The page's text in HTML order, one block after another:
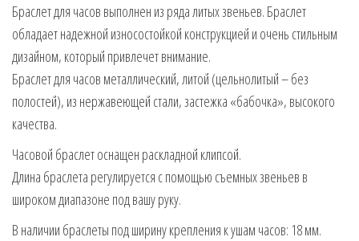
Браслет для часов выполнен из ряда литых звеньев. Браслет
обладает надежной износостойкой конструкцией и очень стильным
дизайном, который привлечет внимание.
Браслет для часов металлический, литой (цельнолитый – без
полостей), из нержавеющей стали, застежка «бабочка», высокого
качества.
Часовой браслет оснащен раскладной клипсой.
Длина браслета регулируется с помощью съемных звеньев в
широком диапазоне под вашу руку.
В наличии браслеты под ширину крепления к ушам часов: 18 мм.